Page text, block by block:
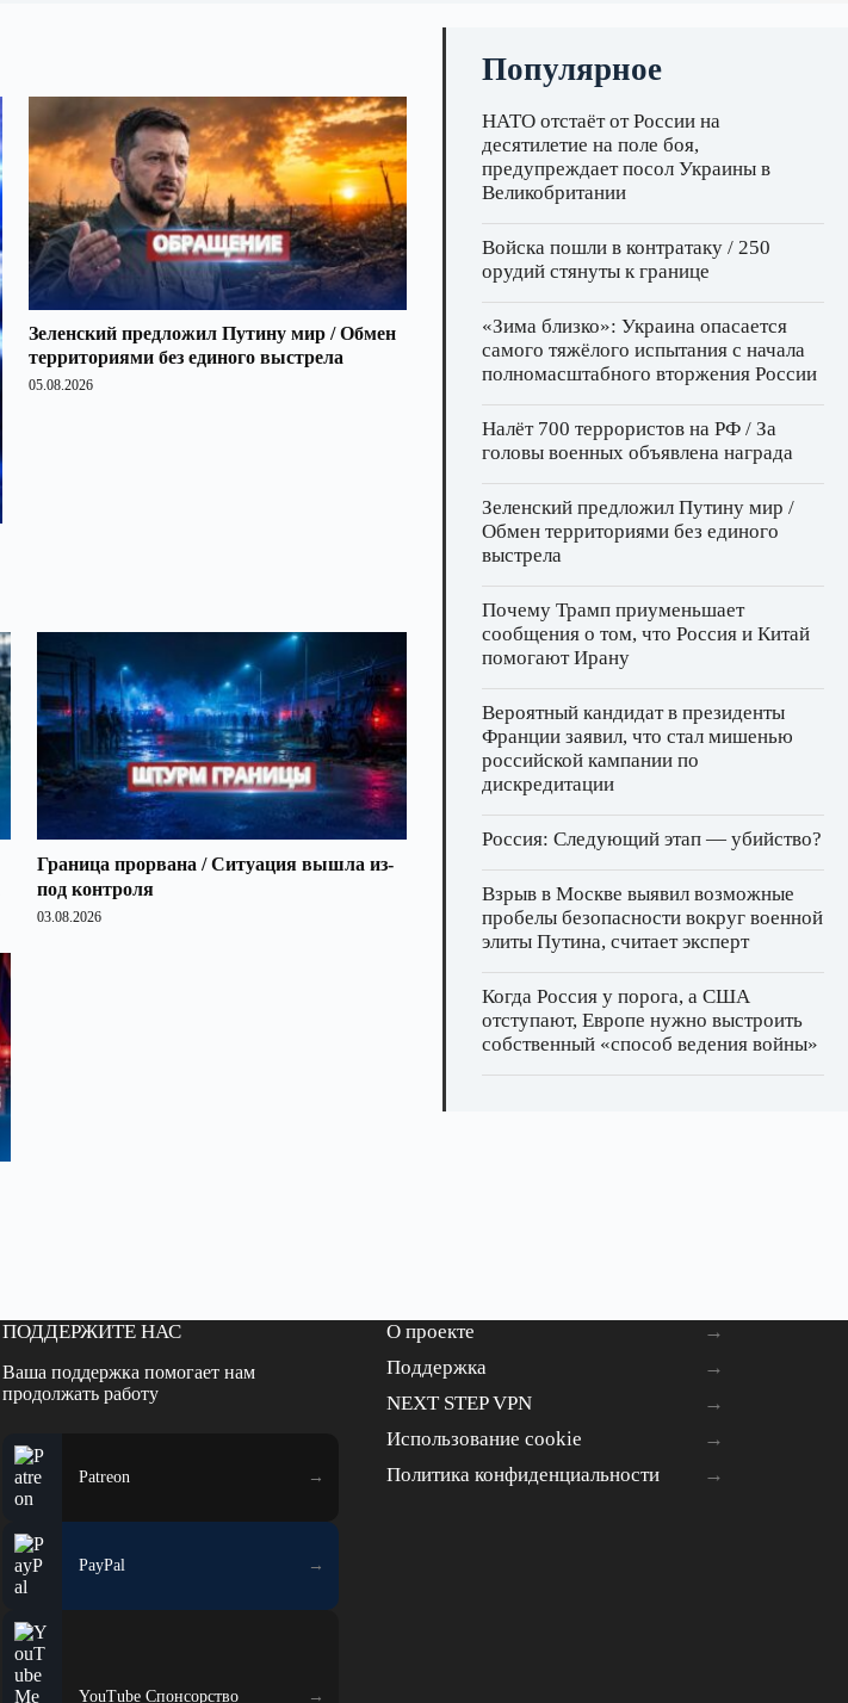
Зеленский предложил Путину мир / Обмен
территориями без единого выстрела
05.08.2026
Граница прорвана / Ситуация вышла из-
под контроля
03.08.2026
Популярное
НАТО отстаёт от России на
десятилетие на поле боя,
предупреждает посол Украины в
Великобритании
Войска пошли в контратаку / 250
орудий стянуты к границе
«Зима близко»: Украина опасается
самого тяжёлого испытания с начала
полномасштабного вторжения России
Налёт 700 террористов на РФ / За
головы военных объявлена награда
Зеленский предложил Путину мир /
Обмен территориями без единого
выстрела
Почему Трамп приуменьшает
сообщения о том, что Россия и Китай
помогают Ирану
Вероятный кандидат в президенты
Франции заявил, что стал мишенью
российской кампании по
дискредитации
Россия: Следующий этап — убийство?
Взрыв в Москве выявил возможные
пробелы безопасности вокруг военной
элиты Путина, считает эксперт
Когда Россия у порога, а США
отступают, Европе нужно выстроить
собственный «способ ведения войны»
ПОДДЕРЖИТЕ НАС
Ваша поддержка помогает нам
продолжать работу
Patreon
PayPal
YouTube Спонсорство
О проекте
Поддержка
NEXT STEP VPN
Использование cookie
Политика конфиденциальности